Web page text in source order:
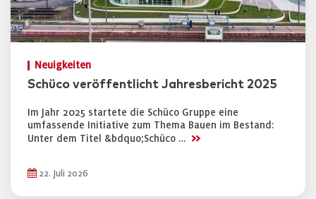
Neuigkeiten
Schüco veröffentlicht Jahresbericht 2025
Im Jahr 2025 startete die Schüco Gruppe eine
umfassende Initiative zum Thema Bauen im Bestand:
Unter dem Titel &bdquo;Schüco … >>
22. Juli 2026